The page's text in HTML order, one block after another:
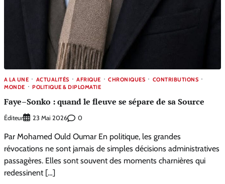
A LA UNE ACTUALITÉS AFRIQUE CHRONIQUES
CONTRIBUTIONS
MONDE
POLITIQUE & DIPLOMATIE
Faye–Sonko : quand le fleuve se sépare de sa Source
Éditeur 23 Mai 2026 0
Par Mohamed Ould Oumar En politique, les grandes
révocations ne sont jamais de simples décisions administratives
passagères. Elles sont souvent des moments charnières qui
redessinent […]